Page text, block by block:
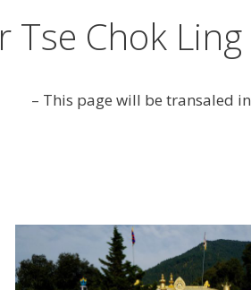
Chok
be transaled into